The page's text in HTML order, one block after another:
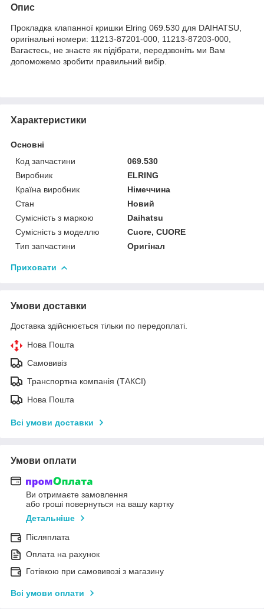
Опис
Прокладка клапанної кришки Elring 069.530 для DAIHATSU,
оригінальні номери: 11213-87201-000, 11213-87203-000,
Вагаєтесь, не знаєте як підібрати, передзвоніть ми Вам
допоможемо зробити правильний вибір.
Характеристики
Основні
Код запчастини
069.530
Виробник
ELRING
Країна виробник
Німеччина
Стан
Новий
Сумісність з маркою
Daihatsu
Сумісність з моделлю
Cuore, CUORE
Тип запчастини
Оригінал
Приховати
Умови доставки
Доставка здійснюється тільки по передоплаті.
Нова Пошта
Самовивіз
Транспортна компанія (ТАКСІ)
Нова Пошта
Всі умови доставки
Умови оплати
Ви отримаєте замовлення
або гроші повернуться на вашу картку
Детальніше
Післяплата
Оплата на рахунок
Готівкою при самовивозі з магазину
Всі умови оплати